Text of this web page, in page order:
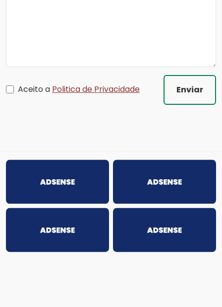
Aceito a Politica de Privacidade Enviar